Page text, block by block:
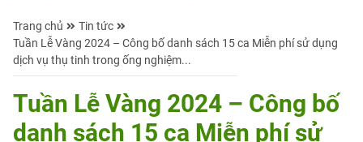
Trang chủ
Tin tức
Tuần Lễ Vàng 2024 – Công bố danh sách 15 ca Miễn phí sử dụng
dịch vụ thụ tinh trong ống nghiệm...
Tuần Lễ Vàng 2024 – Công bố
danh sách 15 ca Miễn phí sử